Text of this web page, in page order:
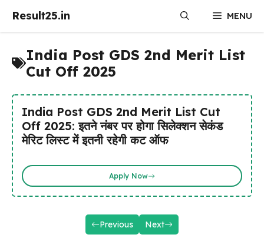
Result25.in MENU
India Post GDS 2nd Merit List
Cut Off 2025
India Post GDS 2nd Merit List Cut
Off 2025: इतने नंबर पर होगा सिलेक्शन सेकंड
मेरिट लिस्ट में इतनी रहेगी कट ऑफ
Apply Now
Previous Next